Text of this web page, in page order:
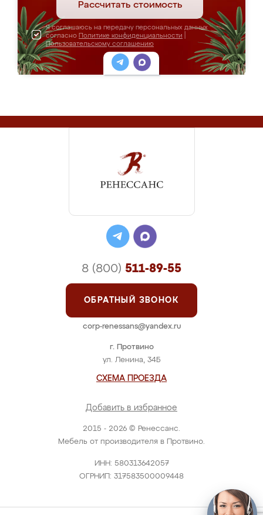
Рассчитать стоимость
Я соглашаюсь на передачу персональных данных
согласно Политике конфиденциальности
Пользовательскому соглашению
2015 - 2026 © Ренессанс.
Мебель от производителя в Протвино.
ИНН: 580313642057
ОГРНИП: 317583500009448
г. Протвино
ул. Ленина, 34Б
СХЕМА ПРОЕЗДА
Добавить в избранное
8 (800) 511-89-55
ОБРАТНЫЙ ЗВОНОК
corp-renessans@yandex.ru